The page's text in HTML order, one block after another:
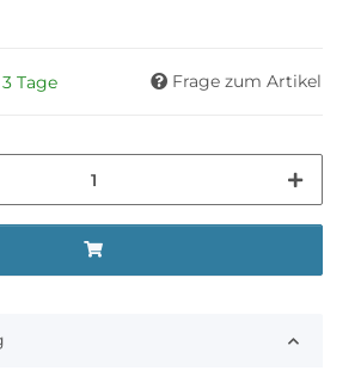
Tage Frage zum Artikel